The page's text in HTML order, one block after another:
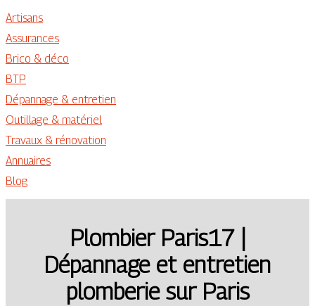
Artisans
Assurances
Brico & déco
BTP
Dépannage & entretien
Outillage & matériel
Travaux & rénovation
Annuaires
Blog
Plom­bier­ Pa­ris17 |
Dépannage et entretien
plomberie sur Paris